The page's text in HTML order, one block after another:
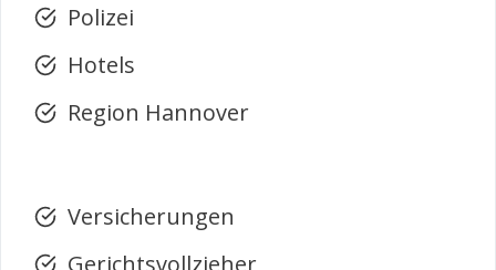
Polizei
Hotels
Region Hannover
Versicherungen
Gerichtsvollzieher